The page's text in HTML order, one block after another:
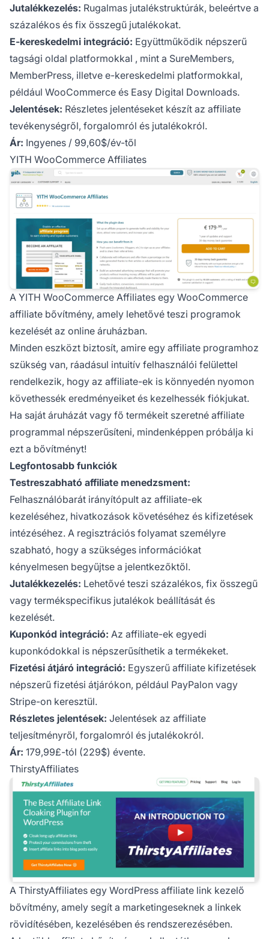
Jutalékkezelés: Rugalmas jutalékstruktúrák, beleértve a
százalékos és fix összegű jutalékokat.
E-kereskedelmi integráció: Együttműködik népszerű
tagsági oldal platformokkal , mint a SureMembers,
MemberPress, illetve e-kereskedelmi platformokkal,
például WooCommerce és Easy Digital Downloads.
Jelentések: Részletes jelentéseket készít az affiliate
tevékenységről, forgalomról és jutalékokról.
Ár: Ingyenes / 99,60$/év-től
YITH WooCommerce Affiliates
A YITH WooCommerce Affiliates egy WooCommerce
affiliate bővítmény, amely lehetővé teszi programok
kezelését az online áruházban.
Minden eszközt biztosít, amire egy affiliate programhoz
szükség van, ráadásul intuitív felhasználói felülettel
rendelkezik, hogy az affiliate-ek is könnyedén nyomon
követhessék eredményeiket és kezelhessék fiókjukat.
Ha saját áruházát vagy fő termékeit szeretné affiliate
programmal népszerűsíteni, mindenképpen próbálja ki
ezt a bővítményt!
Legfontosabb funkciók
Testreszabható affiliate menedzsment:
Felhasználóbarát irányítópult az affiliate-ek
kezeléséhez, hivatkozások követéséhez és kifizetések
intézéséhez. A regisztrációs folyamat személyre
szabható, hogy a szükséges információkat
kényelmesen begyűjtse a jelentkezőktől.
Jutalékkezelés: Lehetővé teszi százalékos, fix összegű
vagy termékspecifikus jutalékok beállítását és
kezelését.
Kuponkód integráció: Az affiliate-ek egyedi
kuponkódokkal is népszerűsíthetik a termékeket.
Fizetési átjáró integráció: Egyszerű affiliate kifizetések
népszerű fizetési átjárókon, például PayPalon vagy
Stripe-on keresztül.
Részletes jelentések: Jelentések az affiliate
teljesítményről, forgalomról és jutalékokról.
Ár: 179,99£-tól (229$) évente.
ThirstyAffiliates
A ThirstyAffiliates egy WordPress affiliate link kezelő
bővítmény, amely segít a marketingeseknek a linkek
rövidítésében, kezelésében és rendszerezésében.